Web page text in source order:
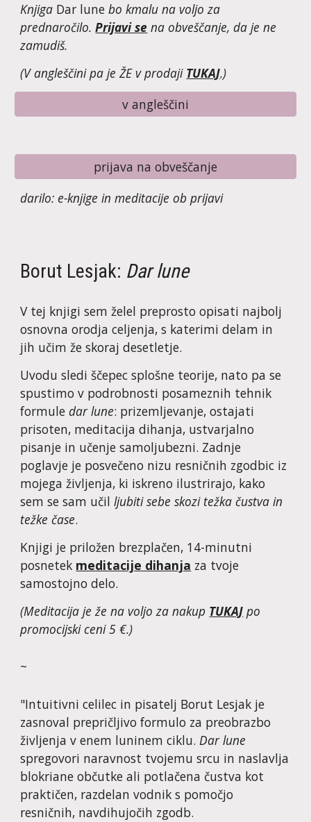
Knjiga Dar lune bo kmalu na voljo za
prednaročilo. Prijavi se na obveščanje, da je ne
zamudiš.
(V angleščini pa je ŽE v prodaji TUKAJ.)
v angleščini
prijava na obveščanje
darilo: e-knjige in meditacije ob prijavi
Borut Lesjak: Dar lune
V tej knjigi sem želel preprosto opisati najbolj
osnovna orodja celjenja, s katerimi delam in
jih učim že skoraj desetletje.
Uvodu sledi ščepec splošne teorije, nato pa se
spustimo v podrobnosti posameznih tehnik
formule dar lune: prizemljevanje, ostajati
prisoten, meditacija dihanja, ustvarjalno
pisanje in učenje samoljubezni. Zadnje
poglavje je posvečeno nizu resničnih zgodbic iz
mojega življenja, ki iskreno ilustrirajo, kako
sem se sam učil ljubiti sebe skozi težka čustva in
težke čase.
Knjigi je priložen brezplačen, 14-minutni
posnetek meditacije dihanja za tvoje
samostojno delo.
(Meditacija je že na voljo za nakup TUKAJ po
promocijski ceni 5 €.)
~
"Intuitivni celilec in pisatelj Borut Lesjak je
zasnoval prepričljivo formulo za preobrazbo
življenja v enem luninem ciklu.
spregovori naravnost tvojemu srcu in naslavlja
blokriane občutke ali potlačena čustva kot
praktičen, razdelan vodnik s pomočjo
resničnih, navdihujočih zgodb.